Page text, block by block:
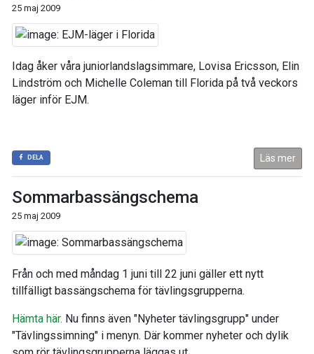
25 maj 2009
Idag åker våra juniorlandslagsimmare, Lovisa Ericsson, Elin
Lindström och Michelle Coleman till Florida på två veckors
läger inför EJM.
DELA Läs mer
Sommarbassängschema
25 maj 2009
Från och med måndag 1 juni till 22 juni gäller ett nytt
tillfälligt bassängschema för tävlingsgrupperna.
Hämta här. Nu finns även "Nyheter tävlingsgrupp" under
"Tävlingssimning" i menyn. Där kommer nyheter och dylik